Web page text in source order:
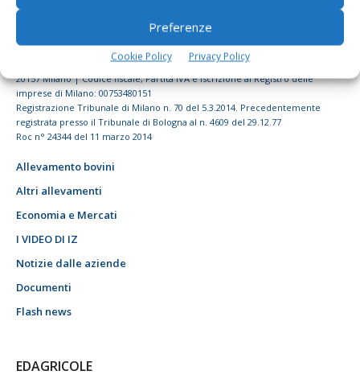
Preferenze
Cookie Policy Privacy Policy
© Tecniche Nuove Spa. Tutti i diritti riservati. Sede legale Via Eritrea 21 -
20157 Milano | Codice fiscale, Partita IVA e Iscrizione al Registro delle
imprese di Milano: 00753480151
Registrazione Tribunale di Milano n. 70 del 5.3.2014. Precedentemente
registrata presso il Tribunale di Bologna al n. 4609 del 29.12.77
Roc n° 24344 del 11 marzo 2014
Allevamento bovini
Altri allevamenti
Economia e Mercati
I VIDEO DI IZ
Notizie dalle aziende
Documenti
Flash news
EDAGRICOLE